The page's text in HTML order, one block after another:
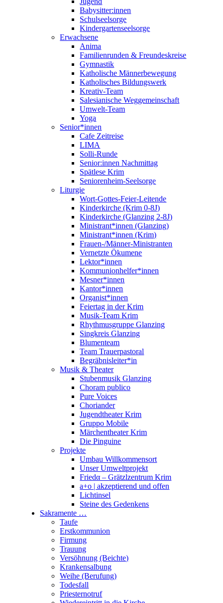
Babysitter:innen
Schulseelsorge
Kindergartenseelsorge
Erwachsene
Anima
Familienrunden & Freundeskreise
Gymnastik
Katholische Männerbewegung
Katholisches Bildungswerk
Kreativ-Team
Salesianische Weggemeinschaft
Umwelt-Team
Yoga
Senior*innen
Cafe Zeitreise
LIMA
Solli-Runde
Senior:innen Nachmittag
Spätlese Krim
Seniorenheim-Seelsorge
Liturgie
Wort-Gottes-Feier-Leitende
Kinderkirche (Krim 0-8J)
Kinderkirche (Glanzing 2-8J)
Ministrant*innen (Glanzing)
Ministrant*innen (Krim)
Frauen-/Männer-Ministranten
Vernetzte Ökumene
Lektor*innen
Kommunionhelfer*innen
Mesner*innen
Kantor*innen
Organist*innen
Feiertag in der Krim
Musik-Team Krim
Rhythmusgruppe Glanzing
Singkreis Glanzing
Blumenteam
Team Trauerpastoral
Begräbnisleiter*in
Musik & Theater
Stubenmusik Glanzing
Choram publico
Pure Voices
Choriander
Jugendtheater Krim
Gruppo Mobile
Märchentheater Krim
Die Pinguine
Projekte
Umbau Willkommensort
Unser Umweltprojekt
Friedα – Grätzlzentrum Krim
a+o | akzeptierend und offen
Lichtinsel
Steine des Gedenkens
Sakramente …
Taufe
Erstkommunion
Firmung
Trauung
Versöhnung (Beichte)
Krankensalbung
Weihe (Berufung)
Todesfall
Priesternotruf